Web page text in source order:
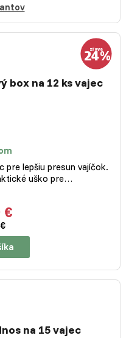
box na 12 ks vajec
pre lepšiu presun vajíčok.
uško pre…
€
na 15 vajec